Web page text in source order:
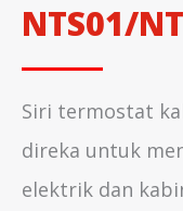
NTS01/
Siri termostat
direka untuk
elektrik dan